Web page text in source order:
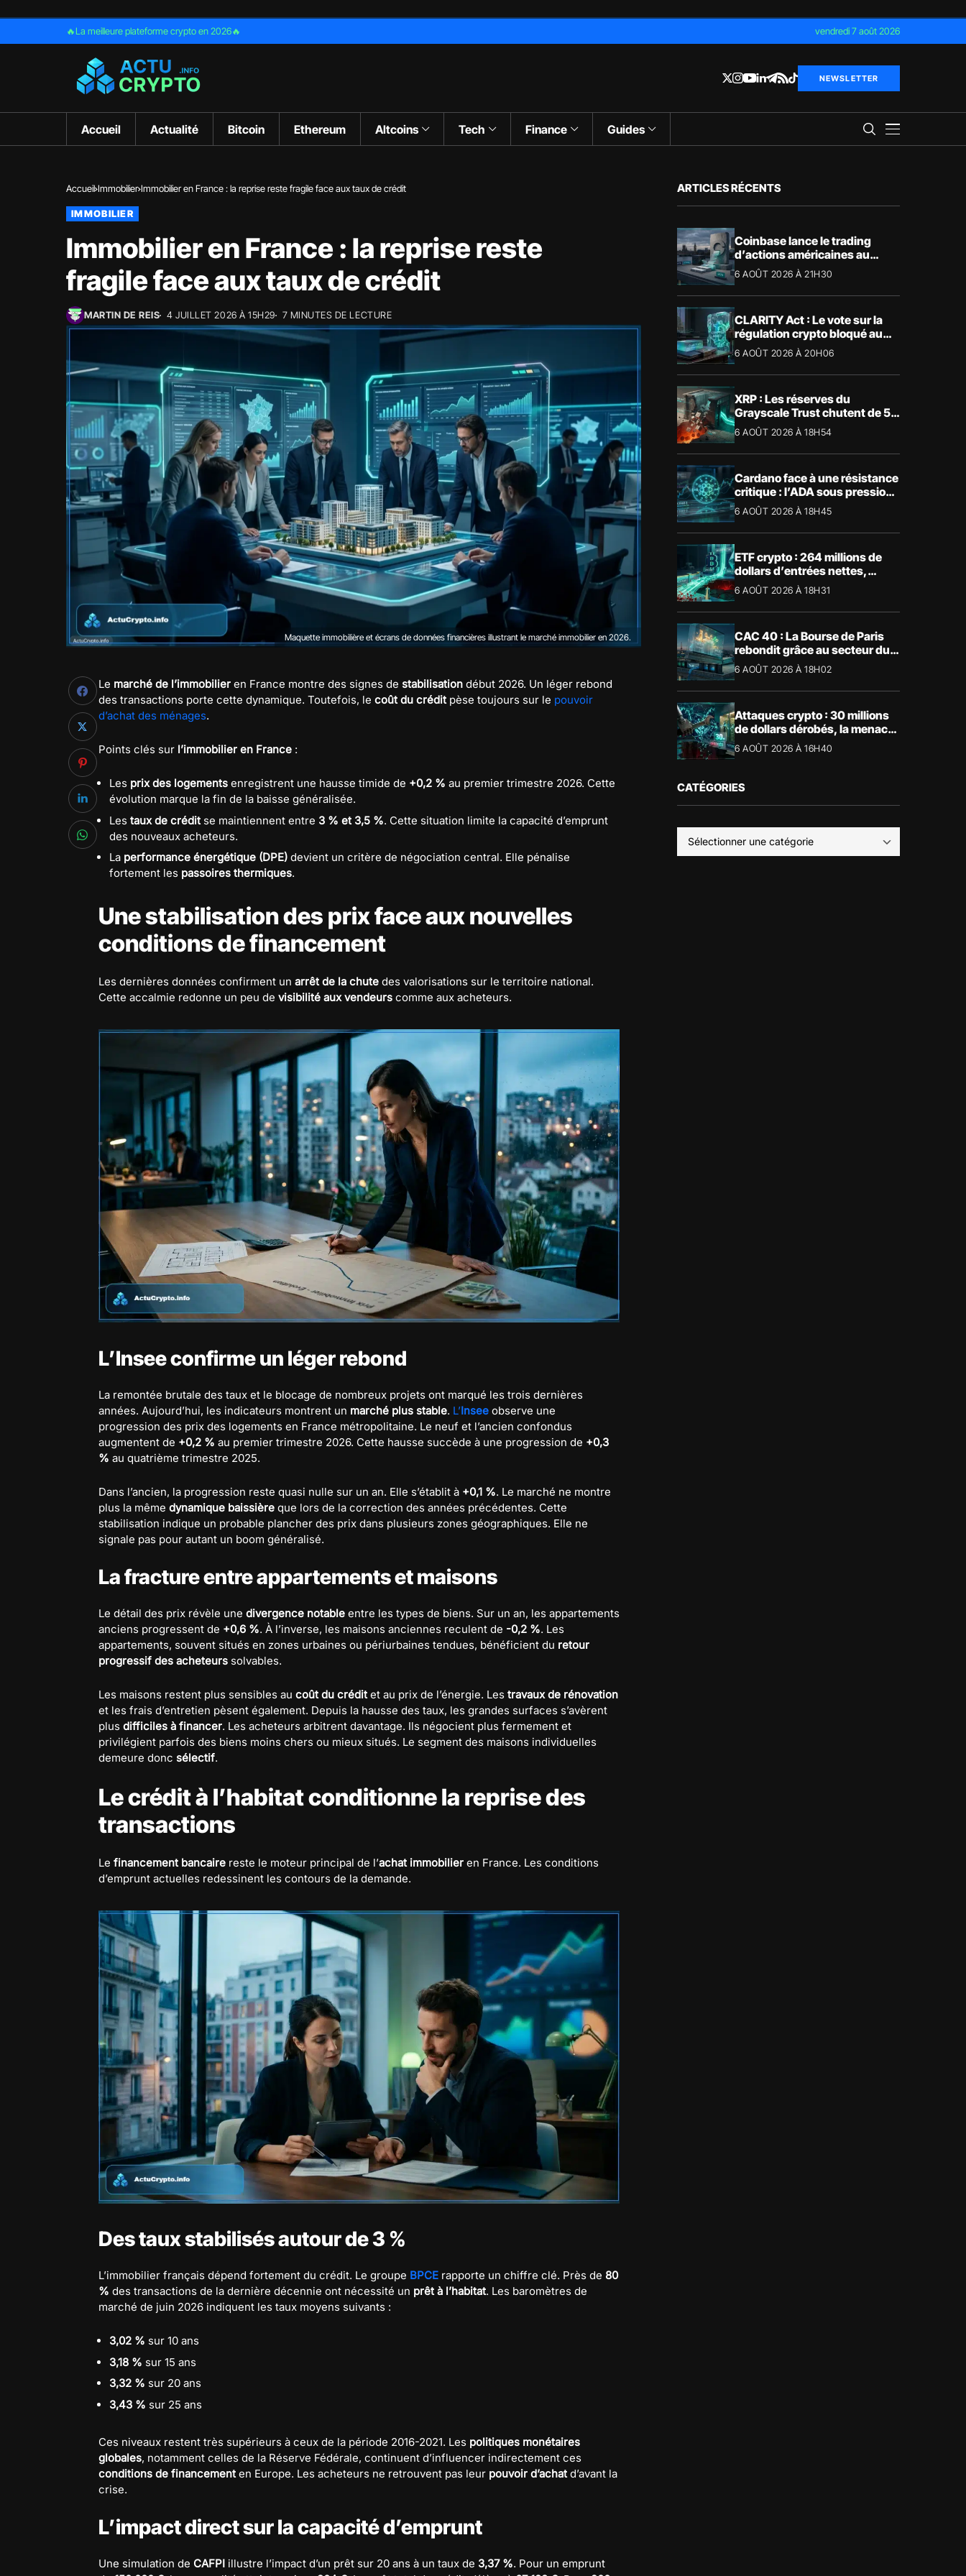
🔥La meilleure plateforme crypto en 2026🔥 vendredi 7 août 2026
NEWSLETTER
Accueil Actualité Bitcoin Ethereum Altcoins Tech Finance Guides
Accueil Immobilier Immobilier en France : la reprise reste fragile face aux taux de crédit
IMMOBILIER
Immobilier en France : la reprise reste
fragile face aux taux de crédit
MARTIN DE REIS 4 JUILLET 2026 À 15H29 7 MINUTES DE LECTURE
Maquette immobilière et écrans de données financières illustrant le marché immobilier en 2026.
Le marché de l’immobilier en France montre des signes de stabilisation début 2026. Un léger rebond
des transactions porte cette dynamique. Toutefois, le coût du créditpèse toujours sur le pouvoir
d’achat des ménages.
Points clés sur l’immobilier en France :
Les prix des logements enregistrent une hausse timide de +0,2 % au premier trimestre 2026. Cette
évolution marque la fin de la baisse généralisée.
Les taux de crédit se maintiennent entre 3 % et 3,5 %. Cette situation limite la capacité d’emprunt
des nouveaux acheteurs.
La performance énergétique (DPE) devient un critère de négociation central. Elle pénalise
fortement les passoires thermiques.
Une stabilisation des prix face aux nouvelles
conditions de financement
Les dernières données confirment un arrêt de la chute des valorisations sur le territoire national.
Cette accalmie redonne un peu de visibilité aux vendeurs comme aux acheteurs.
L’Insee confirme un léger rebond
La remontée brutale des taux et le blocage de nombreux projets ont marqué les trois dernières
années. Aujourd’hui, les indicateurs montrent un marché plus stable. L’Insee observe une
progression des prix des logements en France métropolitaine. Le neuf et l’ancien confondus
augmentent de +0,2 % au premier trimestre 2026. Cette hausse succède à une progression de +0,3
% au quatrième trimestre 2025.
Dans l’ancien, la progression reste quasi nulle sur un an. Elle s’établit à +0,1 %. Le marché ne montre
plus la même dynamique baissière que lors de la correction des années précédentes. Cette
stabilisation indique un probable plancher des prix dans plusieurs zones géographiques. Elle ne
signale pas pour autant un boom généralisé.
La fracture entre appartements et maisons
Le détail des prix révèle une divergence notable entre les types de biens. Sur un an, les appartements
anciens progressent de +0,6 %. À l’inverse, les maisons anciennes reculent de -0,2 %. Les
appartements, souvent situés en zones urbaines ou périurbaines tendues, bénéficient du retour
progressif des acheteurs solvables.
Les maisons restent plus sensibles au coût du crédit et au prix de l’énergie. Les travaux de rénovation
et les frais d’entretien pèsent également. Depuis la hausse des taux, les grandes surfaces s’avèrent
plus difficiles à financer. Les acheteurs arbitrent davantage. Ils négocient plus fermement et
privilégient parfois des biens moins chers ou mieux situés. Le segment des maisons individuelles
demeure donc sélectif.
Le crédit à l’habitat conditionne la reprise des
transactions
Le financement bancaire reste le moteur principal de l’achat immobilier en France. Les conditions
d’emprunt actuelles redessinent les contours de la demande.
Des taux stabilisés autour de 3 %
L’immobilier français dépend fortement du crédit. Le groupe BPCE rapporte un chiffre clé. Près de 80
% des transactions de la dernière décennie ont nécessité un prêt à l’habitat. Les baromètres de
marché de juin 2026 indiquent les taux moyens suivants :
3,02 % sur 10 ans
3,18 % sur 15 ans
3,32 % sur 20 ans
3,43 % sur 25 ans
Ces niveaux restent très supérieurs à ceux de la période 2016-2021. Les politiques monétaires
globales, notamment celles de la Réserve Fédérale, continuent d’influencer indirectement ces
conditions de financement en Europe. Les acheteurs ne retrouvent pas leur pouvoir d’achat d’avant la
crise.
L’impact direct sur la capacité d’emprunt
Une simulation de CAFPI illustre l’impact d’un prêt sur 20 ans à un taux de 3,37 %. Pour un emprunt
ARTICLES RÉCENTS
Coinbase lance le trading
d’actions américaines au
Royaume-Uni
6 AOÛT 2026 À 21H30
CLARITY Act : Le vote sur la
régulation crypto bloqué au
Sénat américain
6 AOÛT 2026 À 20H06
XRP : Les réserves du
Grayscale Trust chutent de 55
% suite aux rachats
6 AOÛT 2026 À 18H54
Cardano face à une résistance
critique : l’ADA sous pression
technique
6 AOÛT 2026 À 18H45
ETF crypto : 264 millions de
dollars d’entrées nettes,
Bitcoin et Ethereum dominent
6 AOÛT 2026 À 18H31
CAC 40 : La Bourse de Paris
rebondit grâce au secteur du
luxe
6 AOÛT 2026 À 18H02
Attaques crypto : 30 millions
de dollars dérobés, la menace
devient physique
6 AOÛT 2026 À 16H40
CATÉGORIES